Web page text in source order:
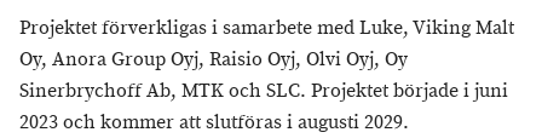
Projektet förverkligas i samarbete med Luke, Viking Malt
Oy, Anora Group Oyj, Raisio Oyj, Olvi Oyj, Oy
Sinerbrychoff Ab, MTK och SLC. Projektet började i juni
2023 och kommer att slutföras i augusti 2029.